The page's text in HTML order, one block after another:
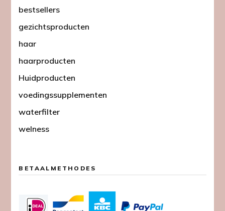
bestsellers
gezichtsproducten
haar
haarproducten
Huidproducten
voedingssupplementen
waterfilter
welness
BETAALMETHODES